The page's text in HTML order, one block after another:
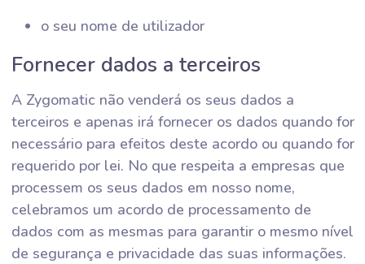
o seu nome de utilizador
Fornecer dados a terceiros
A Zygomatic não venderá os seus dados a
terceiros e apenas irá fornecer os dados quando for
necessário para efeitos deste acordo ou quando for
requerido por lei. No que respeita a empresas que
processem os seus dados em nosso nome,
celebramos um acordo de processamento de
dados com as mesmas para garantir o mesmo nível
de segurança e privacidade das suas informações.